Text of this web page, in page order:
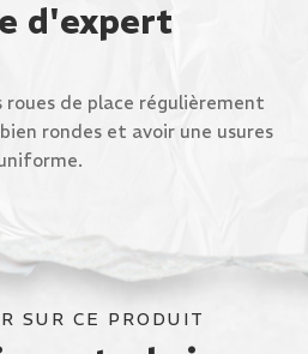
d'expert
roues de place régulièrement
rondes et avoir une usures
SUR CE PRODUIT